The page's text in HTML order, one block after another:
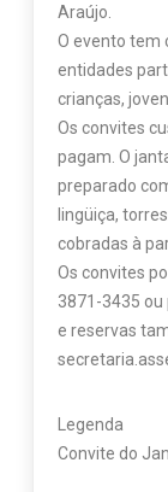
Araújo.
O evento tem
entidades
crianças,
Os convites
pagam. O
preparado
lingüiça,
cobradas à
Os convites
3871-3435
e reservas
Legenda
Convite do